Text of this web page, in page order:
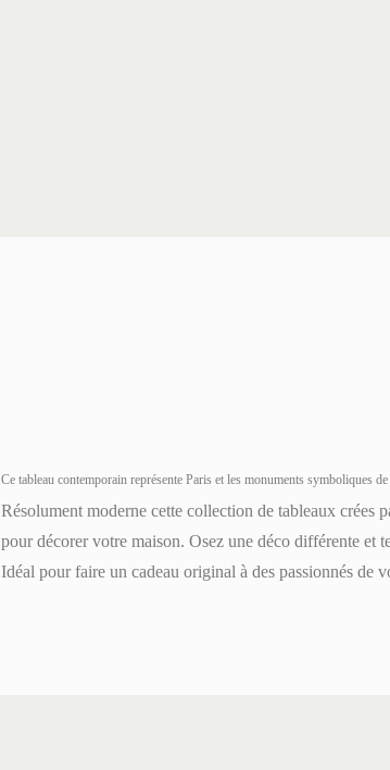
Ce tableau contemporain représente Paris et les monuments symboliques
Résolument moderne cette collection de tableaux crées
pour décorer votre maison. Osez une déco différente et
Idéal pour faire un cadeau original à des passionnés de